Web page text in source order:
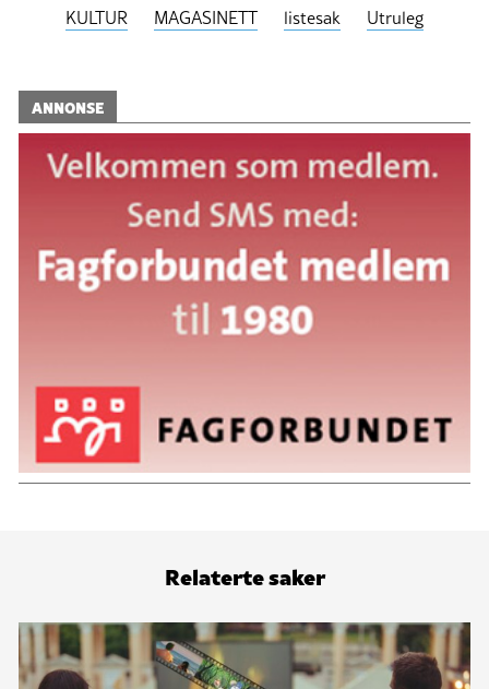
KULTUR MAGASINETT listesak Utruleg
ANNONSE
Relaterte saker